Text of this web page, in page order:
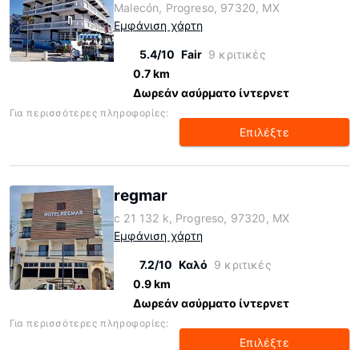
Malecón, Progreso, 97320, MX
Εμφάνιση χάρτη
5.4/10 Fair 9 κριτικές
0.7 km
Δωρεάν ασύρματο ίντερνετ
Για περισσότερες πληροφορίες:
Επιλέξτε
regmar
c 21 132 k, Progreso, 97320, MX
Εμφάνιση χάρτη
7.2/10 Καλό 9 κριτικές
0.9 km
Δωρεάν ασύρματο ίντερνετ
Για περισσότερες πληροφορίες:
Επιλέξτε